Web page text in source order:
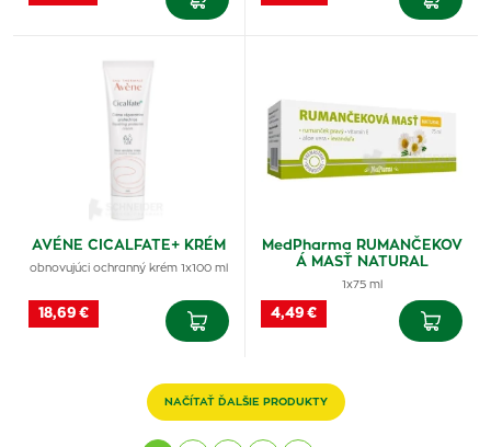
AVÉNE CICALFATE+ KRÉM
obnovujúci ochranný krém 1x100 ml
18,69 €
MedPharma RUMANČEKOV
Á MASŤ NATURAL
1x75 ml
4,49 €
NAČÍTAŤ ĎALŠIE PRODUKTY